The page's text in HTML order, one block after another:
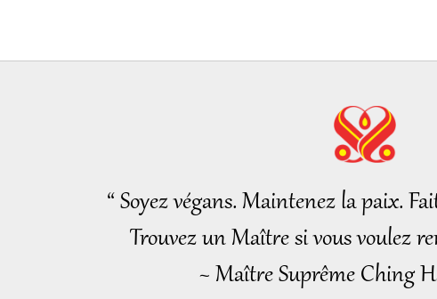
“ Soyez végans. Maintenez la paix.
Trouvez un Maître si vous voulez
~ Maître Suprême Ching